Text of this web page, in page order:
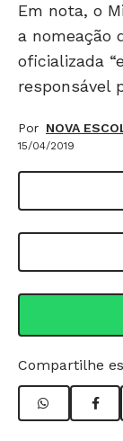
Em nota, o
a nomeação
oficializada
responsável
Por NOVA
15/04/2019
Compartilhe